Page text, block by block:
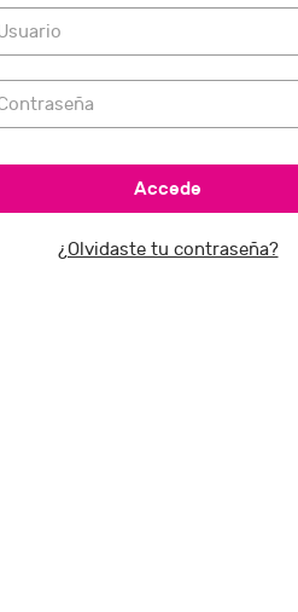
¿Olvidaste tu contraseña?